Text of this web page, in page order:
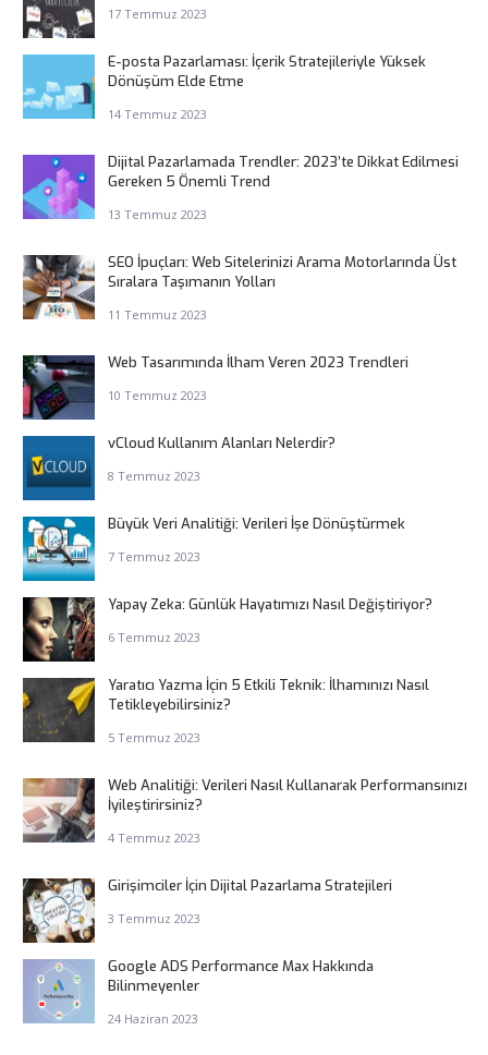
17 Temmuz 2023
E-posta Pazarlaması: İçerik Stratejileriyle Yüksek
Dönüşüm Elde Etme
14 Temmuz 2023
Dijital Pazarlamada Trendler: 2023’te Dikkat Edilmesi
Gereken 5 Önemli Trend
13 Temmuz 2023
SEO İpuçları: Web Sitelerinizi Arama Motorlarında Üst
Sıralara Taşımanın Yolları
11 Temmuz 2023
Web Tasarımında İlham Veren 2023 Trendleri
10 Temmuz 2023
vCloud Kullanım Alanları Nelerdir?
8 Temmuz 2023
Büyük Veri Analitiği: Verileri İşe Dönüştürmek
7 Temmuz 2023
Yapay Zeka: Günlük Hayatımızı Nasıl Değiştiriyor?
6 Temmuz 2023
Yaratıcı Yazma İçin 5 Etkili Teknik: İlhamınızı Nasıl
Tetikleyebilirsiniz?
5 Temmuz 2023
Web Analitiği: Verileri Nasıl Kullanarak Performansınızı
İyileştirirsiniz?
4 Temmuz 2023
Girişimciler İçin Dijital Pazarlama Stratejileri
3 Temmuz 2023
Google ADS Performance Max Hakkında
Bilinmeyenler
24 Haziran 2023